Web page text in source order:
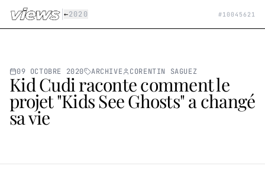
Aller au contenu principal
←2020 # 10045621
09 OCTOBRE 2020 ARCHIVE CORENTIN SAGUEZ
Kid Cudi raconte comment le
projet "Kids See Ghosts" a changé
sa vie